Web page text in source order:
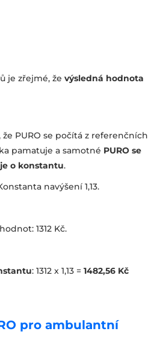
je zřejmé, že výsledná hodnota
PURO se počítá z referenčních
pamatuje a samotné PURO se
o konstantu.
navýšení 1,13.
1312 Kč.
: 1312 x 1,13 = 1482,56 Kč
pro ambulantní